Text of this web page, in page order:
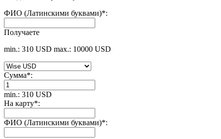
ФИО (Латинскими буквами)*:
Получаете
min.: 310 USD max.: 10000 USD
Сумма*:
min.: 310 USD
На карту*:
ФИО (Латинскими буквами)*: